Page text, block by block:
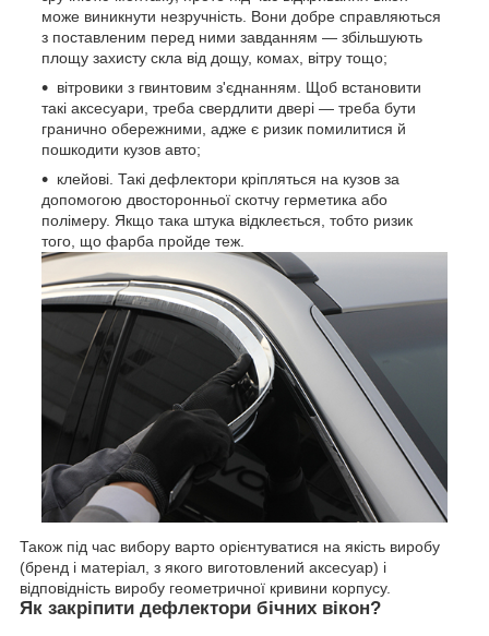
може виникнути незручність. Вони добре справляються
з поставленим перед ними завданням — збільшують
площу захисту скла від дощу, комах, вітру тощо;
вітровики з гвинтовим з'єднанням. Щоб встановити
такі аксесуари, треба свердлити двері — треба бути
гранично обережними, адже є ризик помилитися й
пошкодити кузов авто;
клейові. Такі дефлектори кріпляться на кузов за
допомогою двосторонньої скотчу герметика або
полімеру. Якщо така штука відклеється, тобто ризик
того, що фарба пройде теж.
Також під час вибору варто орієнтуватися на якість виробу
(бренд і матеріал, з якого виготовлений аксесуар) і
відповідність виробу геометричної кривини корпусу.
Як закріпити дефлектори бічних вікон?